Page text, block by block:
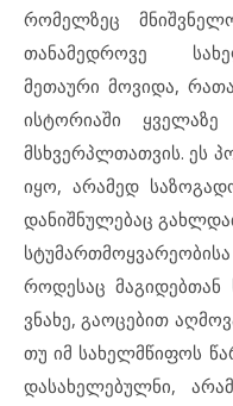
რომელზეც
თანამედროვე
მეთაური მოვიდა,
ისტორიაში
მსხვერპლთათვის. ეს
იყო, არამედ
დანიშნულებაც
როდესაც მაგიდებთან
ვნახე, გაოცებით
თუ იმ სახელმწიფოს
დასახელებულნი,